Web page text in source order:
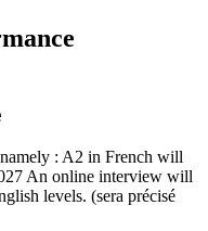
: A2 in French will
An online interview will
levels. (sera précisé